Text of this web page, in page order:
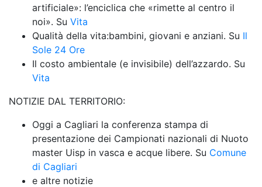
artificiale»: l’enciclica che «rimette al centro il
noi». Su Vita
Qualità della vita:bambini, giovani e anziani. Su Il
Sole 24 Ore
Vita
NOTIZIE DAL TERRITORIO:
Oggi a Cagliari la conferenza stampa di
presentazione dei Campionati nazionali di Nuoto
master Uisp in vasca e acque libere. Su Comune
di Cagliari
e altre notizie